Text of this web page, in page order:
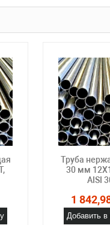
Труба
30 мм
AISI
1
Добавить в